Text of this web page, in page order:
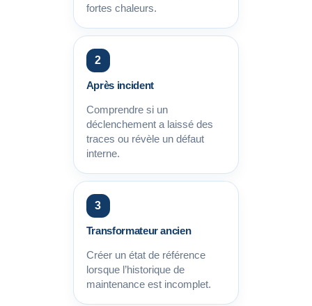
fortes chaleurs.
2
Après incident
Comprendre si un
déclenchement a laissé des
traces ou révèle un défaut
interne.
3
Transformateur ancien
Créer un état de référence
lorsque l’historique de
maintenance est incomplet.